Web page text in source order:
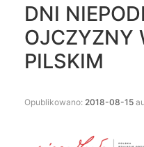
DNI
OJCZYZNY
PILSKIM
Opublikowano: 2018-08-15